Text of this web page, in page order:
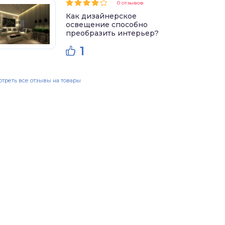
0 отзывов
Как дизайнерское
освещение способно
преобразить интерьер?
1
все отзывы на товары